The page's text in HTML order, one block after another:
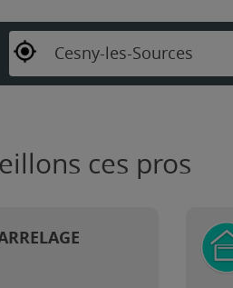
Cesny-les-Sources
ces pros